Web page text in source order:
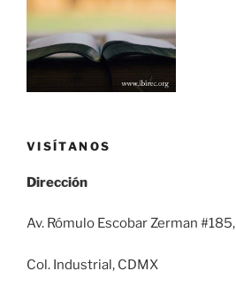
VISÍTANOS
Dirección
Av. Rómulo Escobar Zerman #185,
Col. Industrial, CDMX